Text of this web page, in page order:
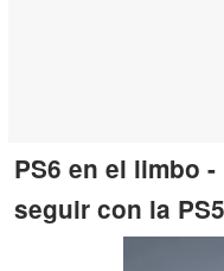
PS6 en el limbo
seguir con la